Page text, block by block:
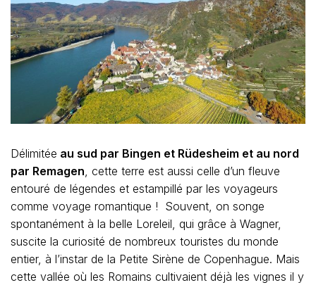
Délimitée au sud par Bingen et Rüdesheim et au nord
par Remagen, cette terre est aussi celle d’un fleuve
entouré de légendes et estampillé par les voyageurs
comme voyage romantique ! Souvent, on songe
spontanément à la belle Loreleil, qui grâce à Wagner,
suscite la curiosité de nombreux touristes du monde
entier, à l’instar de la Petite Sirène de Copenhague. Mais
cette vallée où les Romains cultivaient déjà les vignes il y